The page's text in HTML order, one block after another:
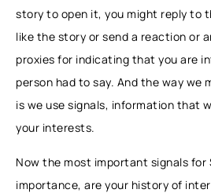
story to open it, you might reply to
like the story or send a reaction or
proxies for indicating that you are
person had to say. And the way we
is we use signals, information that
your interests.
Now the most important signals for
importance, are your history of